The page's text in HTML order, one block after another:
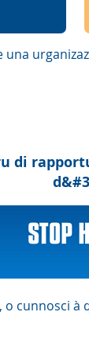
una
di
o cunnosci